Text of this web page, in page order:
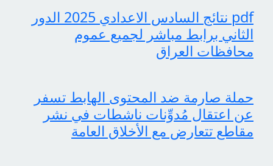
pdf نتائج السادس الاعدادي 2025 الدور
الثاني برابط مباشر لجميع عموم
محافظات العراق
حملة صارمة ضد المحتوى الهابط تسفر
عن اعتقال مُدوِّنات ناشطات في نشر
مقاطع تتعارض مع الأخلاق العامة